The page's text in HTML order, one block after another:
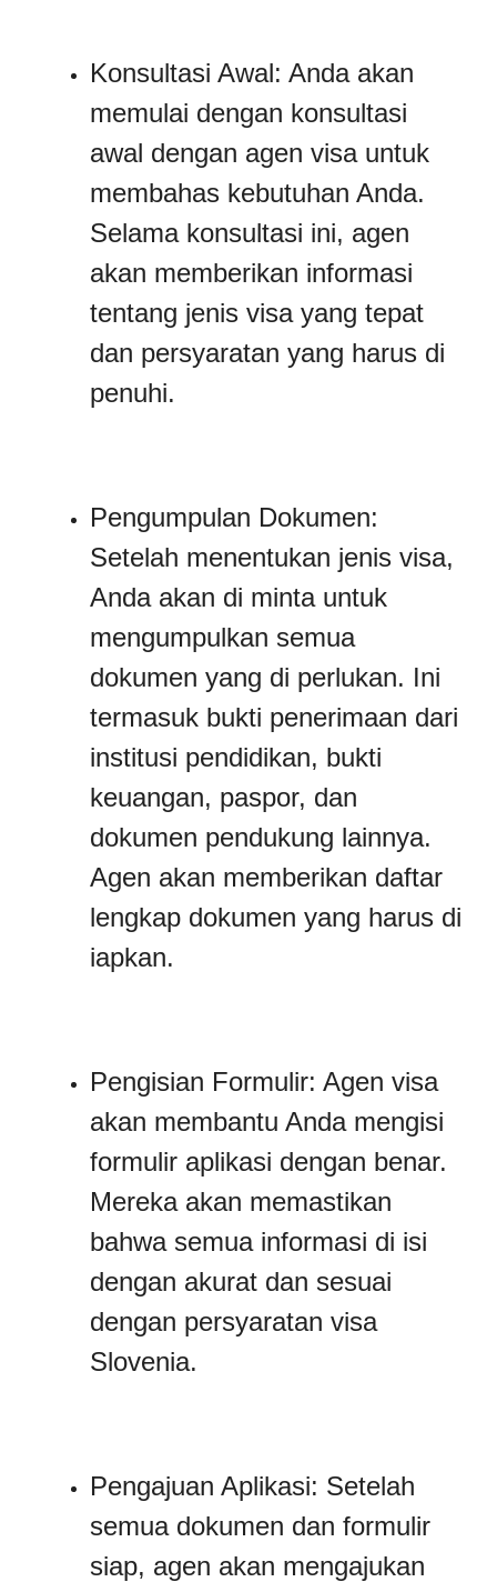
Konsultasi Awal: Anda akan
memulai dengan konsultasi
awal dengan agen visa untuk
membahas kebutuhan Anda.
Selama konsultasi ini, agen
akan memberikan informasi
tentang jenis visa yang tepat
dan persyaratan yang harus di
penuhi.
Pengumpulan Dokumen:
Setelah menentukan jenis visa,
Anda akan di minta untuk
mengumpulkan semua
dokumen yang di perlukan. Ini
termasuk bukti penerimaan dari
institusi pendidikan, bukti
keuangan, paspor, dan
dokumen pendukung lainnya.
Agen akan memberikan daftar
lengkap dokumen yang harus di
iapkan.
Pengisian Formulir: Agen visa
akan membantu Anda mengisi
formulir aplikasi dengan benar.
Mereka akan memastikan
bahwa semua informasi di isi
dengan akurat dan sesuai
dengan persyaratan visa
Slovenia.
Pengajuan Aplikasi: Setelah
semua dokumen dan formulir
siap, agen akan mengajukan